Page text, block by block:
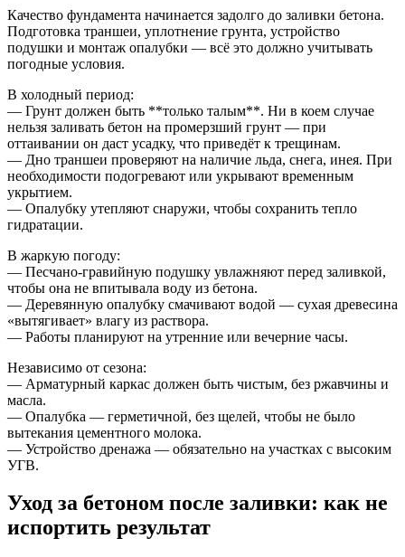
Качество фундамента начинается задолго до заливки бетона.
Подготовка траншеи, уплотнение грунта, устройство
подушки и монтаж опалубки — всё это должно учитывать
погодные условия.
В холодный период:
— Грунт должен быть **только талым**. Ни в коем случае
нельзя заливать бетон на промерзший грунт — при
оттаивании он даст усадку, что приведёт к трещинам.
— Дно траншеи проверяют на наличие льда, снега, инея. При
необходимости подогревают или укрывают временным
укрытием.
— Опалубку утепляют снаружи, чтобы сохранить тепло
гидратации.
В жаркую погоду:
— Песчано-гравийную подушку увлажняют перед заливкой,
чтобы она не впитывала воду из бетона.
— Деревянную опалубку смачивают водой — сухая древесина
«вытягивает» влагу из раствора.
— Работы планируют на утренние или вечерние часы.
Независимо от сезона:
— Арматурный каркас должен быть чистым, без ржавчины и
масла.
— Опалубка — герметичной, без щелей, чтобы не было
вытекания цементного молока.
— Устройство дренажа — обязательно на участках с высоким
УГВ.
Уход за бетоном после заливки: как не
испортить результат